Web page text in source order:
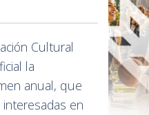
Cultural
la
anual, que
en